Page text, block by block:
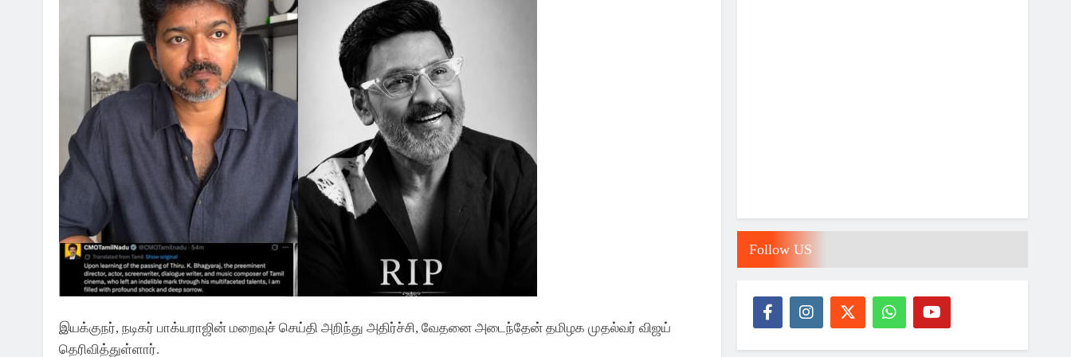
இயக்குநர், நடிகர் பாக்யராஜின் மறைவுச் செய்தி அறிந்து அதிர்ச்சி, வேதனை அடைந்தேன் தமிழக முதல்வர் விஜய்
தெரிவித்துள்ளார்.
Follow US